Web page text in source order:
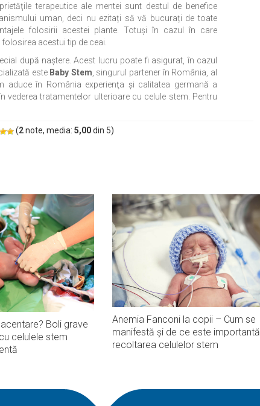
terapeutice ale mentei sunt destul de benefice
uman, deci nu ezitați să vă bucurați de toate
folosirii acestei plante. Totuși în cazul în care
acestui tip de ceai.
după naştere. Acest lucru poate fi asigurat, în cazul
este Baby Stem, singurul partener în România, al
aduce în România experienţa şi calitatea germană a
tratamentelor ulterioare cu celule stem. Pentru
(2note, media: 5,00din 5)
Boli grave
celulele stem
Anemia Fanconi la copii – Cum se
manifestă și de ce este importantă
recoltarea celulelor stem